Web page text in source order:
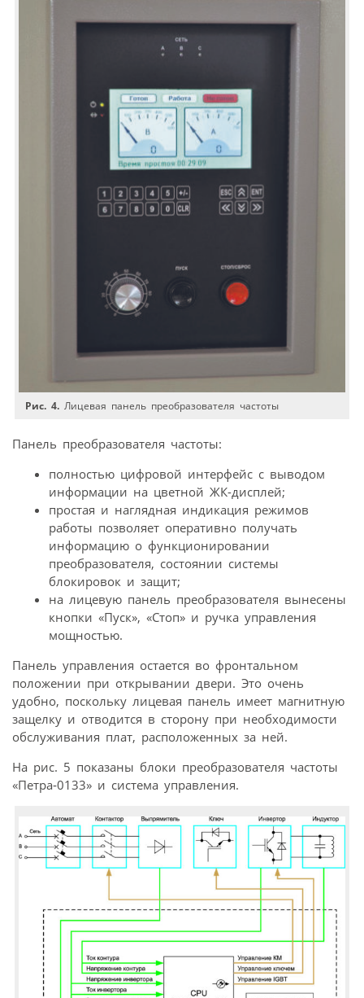
Рис. 4. Лицевая панель преобразователя частоты
Панель преобразователя частоты:
полностью цифровой интерфейс с выводом
информации на цветной ЖК-дисплей;
простая и наглядная индикация режимов
работы позволяет оперативно получать
информацию о функционировании
преобразователя, состоянии системы
блокировок и защит;
на лицевую панель преобразователя вынесены
кнопки «Пуск», «Стоп» и ручка управления
мощностью.
Панель управления остается во фронтальном
положении при открывании двери. Это очень
удобно, поскольку лицевая панель имеет магнитную
защелку и отводится в сторону при необходимости
обслуживания плат, расположенных за ней.
На рис. 5 показаны блоки преобразователя частоты
«Петра‑0133» и система управления.